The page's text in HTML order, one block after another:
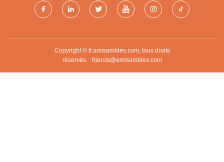
Copyright © fr.amisambles.com, tous droits
réservés. francis@amisambles.com